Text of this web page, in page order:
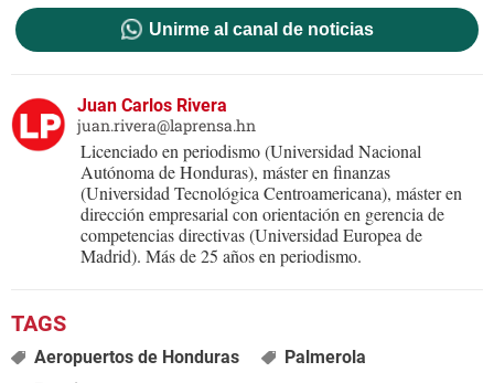
Unirme al canal de noticias
Juan Carlos Rivera
juan.rivera@laprensa.hn
Licenciado en periodismo (Universidad Nacional
Autónoma de Honduras), máster en finanzas
(Universidad Tecnológica Centroamericana), máster en
dirección empresarial con orientación en gerencia de
competencias directivas (Universidad Europea de
Madrid). Más de 25 años en periodismo.
Aeropuertos de Honduras
Palmerola